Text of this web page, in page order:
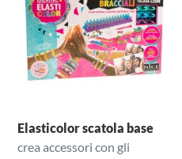
Elasticolor scatola base
crea accessori con gli